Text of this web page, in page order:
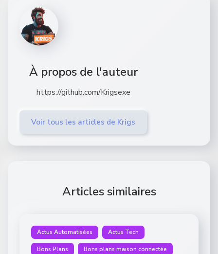
À propos de l'auteur
https://github.com/Krigsexe
Voir tous les articles de Krigs
Articles similaires
Actus Automatisées Actus Tech
Bons Plans Bons plans maison connectée